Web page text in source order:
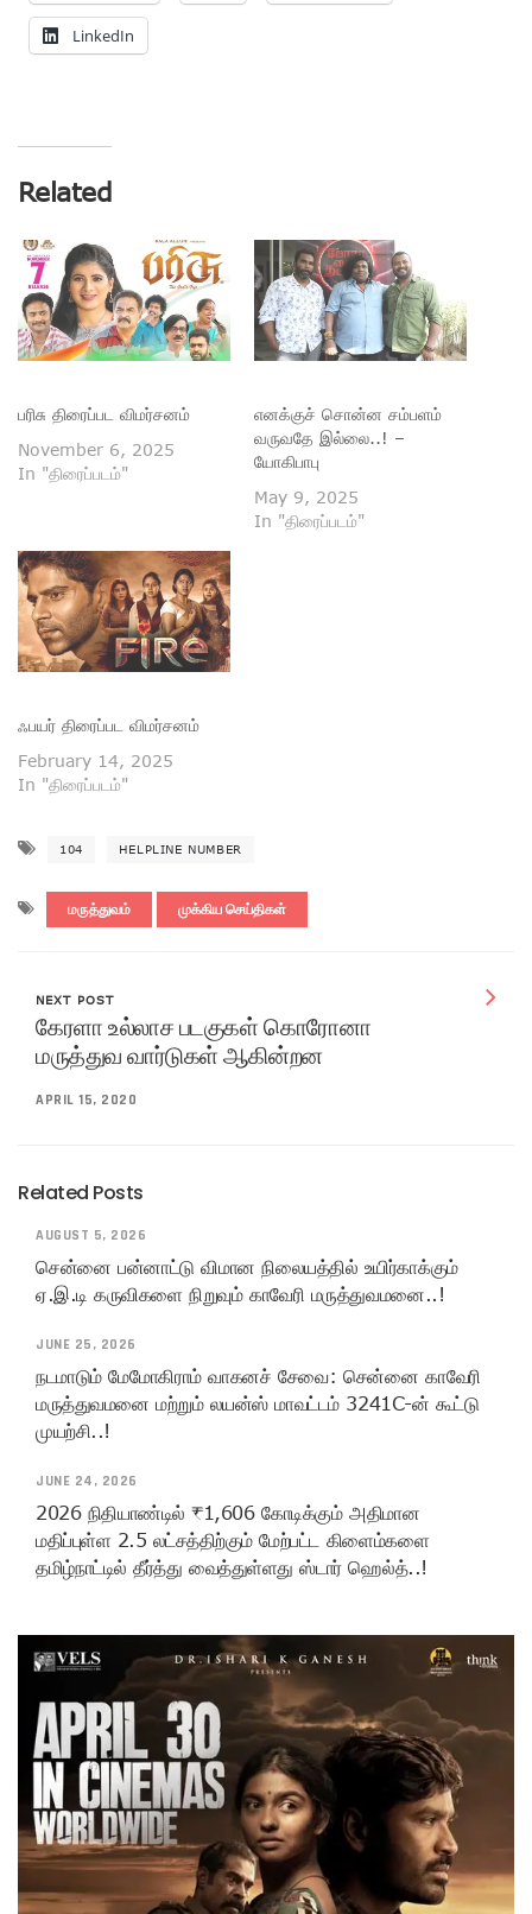
LinkedIn
Related
பரிசு திரைப்பட விமர்சனம்
November 6, 2025
In "திரைப்படம்"
எனக்குச் சொன்ன சம்பளம்
வருவதே இல்லை..! –
யோகிபாபு
May 9, 2025
In "திரைப்படம்"
ஃபயர் திரைப்பட விமர்சனம்
February 14, 2025
In "திரைப்படம்"
104 HELPLINE NUMBER
மருத்துவம் முக்கிய செய்திகள்
NEXT POST
கேரளா உல்லாச படகுகள் கொரோனா
மருத்துவ வார்டுகள் ஆகின்றன
APRIL 15, 2020
Related Posts
AUGUST 5, 2026
சென்னை பன்னாட்டு விமான நிலையத்தில் உயிர்காக்கும்
ஏ.இ.டி கருவிகளை நிறுவும் காவேரி மருத்துவமனை..!
JUNE 25, 2026
நடமாடும் மேமோகிராம் வாகனச் சேவை: சென்னை காவேரி
மருத்துவமனை மற்றும் லயன்ஸ் மாவட்டம் 3241C-ன் கூட்டு
முயற்சி..!
JUNE 24, 2026
2026 நிதியாண்டில் ₹1,606 கோடிக்கும் அதிமான
மதிப்புள்ள 2.5 லட்சத்திற்கும் மேற்பட்ட கிளைம்களை
தமிழ்நாட்டில் தீர்த்து வைத்துள்ளது ஸ்டார் ஹெல்த்..!